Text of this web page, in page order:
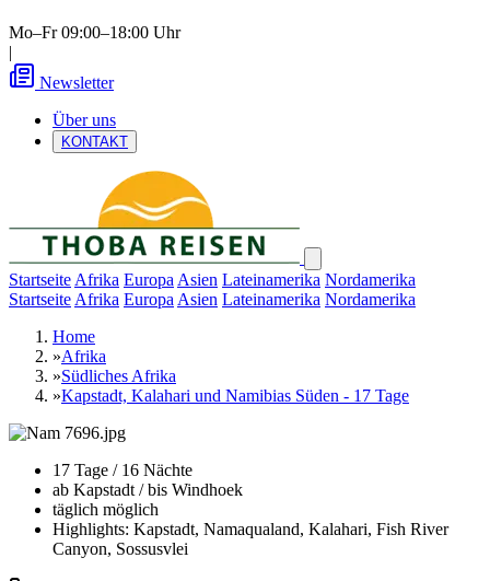
Mo–Fr 09:00–18:00 Uhr
|
Newsletter
Über uns
KONTAKT
Startseite Afrika Europa Asien Lateinamerika Nordamerika
Startseite Afrika Europa Asien Lateinamerika Nordamerika
Home
»Afrika
»Südliches Afrika
»Kapstadt, Kalahari und Namibias Süden - 17 Tage
17 Tage / 16 Nächte
ab Kapstadt / bis Windhoek
täglich möglich
Highlights: Kapstadt, Namaqualand, Kalahari, Fish River
Canyon, Sossusvlei